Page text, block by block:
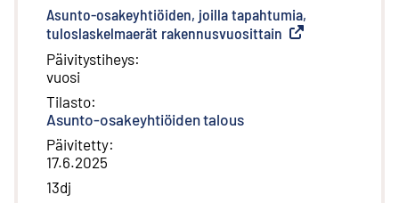
Asunto-osakeyhtiöiden, joilla tapahtumia,
tuloslaskelmaerät rakennusvuosittain Ulkoinen linkki
Päivitystiheys:
vuosi
Tilasto:
Asunto-osakeyhtiöiden talous
Päivitetty:
17.6.2025
13dj